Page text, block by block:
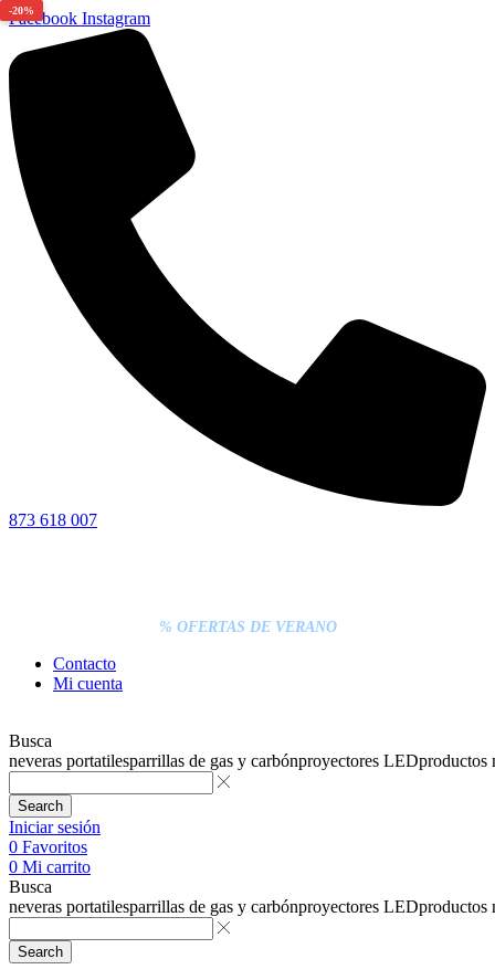
Facebook Instagram
873 618 007
% OFERTAS DE VERANO
Contacto
Mi cuenta
Busca
neveras portatilesparrillas de gas y carbónproyectores LEDproductos
Search
Iniciar sesión
0 Favoritos
0 Mi carrito
Busca
neveras portatilesparrillas de gas y carbónproyectores LEDproductos
Search
-20%